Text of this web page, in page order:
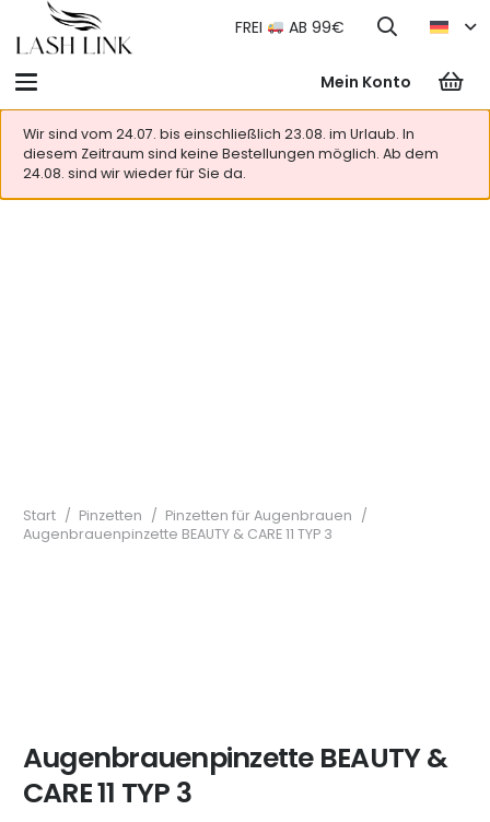
FREI AB 99€
Mein Konto
Wir sind vom 24.07. bis einschließlich 23.08. im Urlaub. In
diesem Zeitraum sind keine Bestellungen möglich. Ab dem
24.08. sind wir wieder für Sie da.
Start / Pinzetten / Pinzetten für Augenbrauen /
Augenbrauenpinzette BEAUTY & CARE 11 TYP 3
Augenbrauenpinzette BEAUTY &
CARE 11 TYP 3